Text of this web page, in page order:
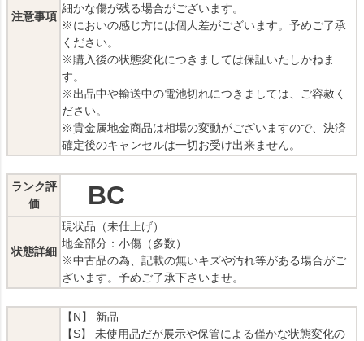
注意事項
細かな傷が残る場合がございます。
※においの感じ方には個人差がございます。予めご了承
ください。
※購入後の状態変化につきましては保証いたしかねま
す。
※出品中や輸送中の電池切れにつきましては、ご容赦く
ださい。
※貴金属地金商品は相場の変動がございますので、決済
確定後のキャンセルは一切お受け出来ません。
ランク評
価
BC
状態詳細
現状品（未仕上げ）
地金部分：小傷（多数）
※中古品の為、記載の無いキズや汚れ等がある場合がご
ざいます。予めご了承下さいませ。
【N】 新品
【S】 未使用品だが展示や保管による僅かな状態変化の